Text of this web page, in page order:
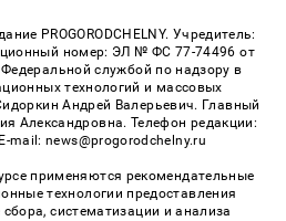
PROGORODCHELNY. Учредитель:
номер: ЭЛ № ФС 77-74496 от
службой по надзору в
технологий и массовых
Андрей Валерьевич. Главный
Александровна. Телефон редакции:
mail: news@progorodchelny.ru
применяются рекомендательные
технологии предоставления
систематизации и анализа